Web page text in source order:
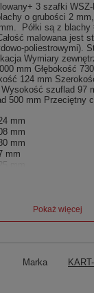
3 szafki
o grubości 2
Półki są z blachy
malowana jest
poliestrowymi).
Wymiary
mm Głębokość
124 mm
szuflad 97
500 mm Przeciętny
mm
mm
mm
mm
mm
(jasny popiel) |
Pokaż więcej
Marka